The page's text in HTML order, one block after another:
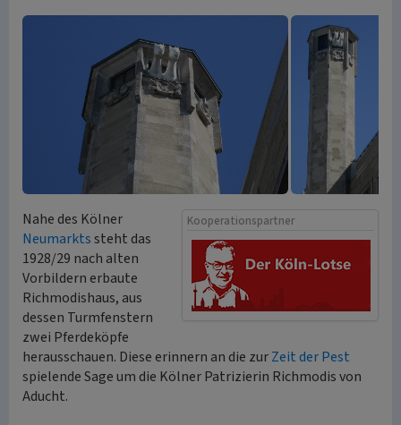
Kooperationspartner
Nahe des Kölner
Neumarktssteht das
1928/29 nach alten
Vorbildern erbaute
Richmodishaus, aus
dessen Turmfenstern
zwei Pferdeköpfe
herausschauen. Diese erinnern an die zurZeit der Pest
spielende Sage um die Kölner Patrizierin Richmodis von
Aducht.